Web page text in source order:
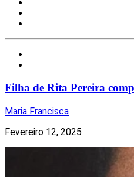
Filha de Rita Pereira
Maria Francisca
Fevereiro 12, 2025